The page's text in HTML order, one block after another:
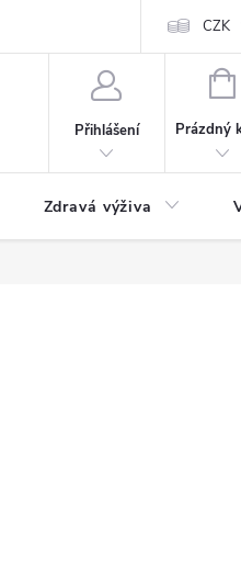
Formulář
CZK
Přihlášení
Prázdný
Zdravá výživa